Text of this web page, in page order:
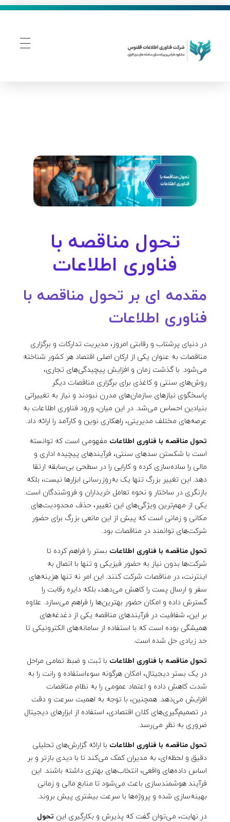
ا
ق
ص
ه
ب
ا
ف
ن
ا
و
ر
ی
ا
ط
ل
ا
ع
ا
ت
تحول مناقصه با
فناوری اطلاعات
مقدمه ای بر تحول مناقصه با
فناوری اطلاعات
در دنیای پرشتاب و رقابتی امروز، مدیریت تدارکات و برگزاری
مناقصات به عنوان یکی از ارکان اصلی اقتصاد هر کشور شناخته
می‌شود. با گذشت زمان و افزایش پیچیدگی‌های تجاری،
روش‌های سنتی و کاغذی برای برگزاری مناقصات دیگر
پاسخگوی نیازهای سازمان‌های مدرن نبودند و نیاز به تغییراتی
بنیادین احساس می‌شد. در این میان، ورود فناوری اطلاعات به
عرصه‌های مختلف مدیریتی، راهکاری نوین و کارآمد را ارائه داد.
تحول مناقصه با فناوری اطلاعات مفهومی است که توانسته
است با شکستن سدهای سنتی، فرآیندهای پیچیده اداری و
مالی را ساده‌سازی کرده و کارایی را در سطحی بی‌سابقه ارتقا
دهد. این تغییر بزرگ تنها یک به‌روزرسانی ابزارها نیست، بلکه
بازنگری در ساختار و نحوه تعامل خریداران و فروشندگان است.
یکی از مهم‌ترین ویژگی‌های این تغییر، حذف محدودیت‌های
مکانی و زمانی است که پیش از این مانعی بزرگ برای حضور
شرکت‌های توانمند در مناقصات بود.
تحول مناقصه با فناوری اطلاعات بستر را فراهم کرده تا
شرکت‌ها بدون نیاز به حضور فیزیکی و تنها با اتصال به
اینترنت، در مناقصات شرکت کنند. این امر نه تنها هزینه‌های
سفر و ارسال پست را کاهش می‌دهد، بلکه دایره رقابت را
گسترش داده و امکان حضور بهترین‌ها را فراهم می‌سازد. علاوه
بر این، شفافیت در فرآیندهای مناقصه یکی از دغدغه‌های
همیشگی بوده است که با استفاده از سامانه‌های الکترونیکی تا
حد زیادی حل شده است.
تحول مناقصه با فناوری اطلاعات با ثبت و ضبط تمامی مراحل
در یک بستر دیجیتال، امکان هرگونه سوءاستفاده و رانت را به
شدت کاهش داده و اعتماد عمومی را به نظام مناقصات
افزایش می‌دهد. همچنین، با توجه به اهمیت سرعت و دقت
در تصمیم‌گیری‌های کلان اقتصادی، استفاده از ابزارهای دیجیتال
ضروری به نظر می‌رسد.
تحول مناقصه با فناوری اطلاعات با ارائه گزارش‌های تحلیلی
دقیق و لحظه‌ای، به مدیران کمک می‌کند تا با دیدی بازتر و بر
اساس داده‌های واقعی، انتخاب‌های بهتری داشته باشند. این
فرآیند هوشمندسازی باعث می‌شود تا منابع مالی و زمانی
بهینه‌سازی شده و پروژه‌ها با سرعت بیشتری پیش بروند.
در نهایت، می‌توان گفت که پذیرش و بکارگیری این تحول